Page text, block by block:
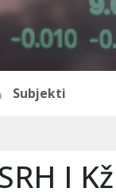
Subjekti
I